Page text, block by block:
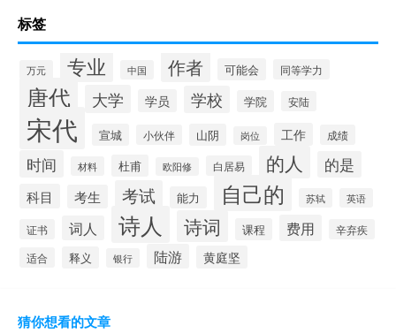
标签
万元 专业 中国 作者 可能会 同等学力
唐代 大学 学员 学校 学院 安陆
宋代 宣城 小伙伴 山阴 岗位 工作 成绩
时间 材料 杜甫 欧阳修 白居易 的人 的是
科目 考生 考试 能力 自己的 苏轼 英语
证书 词人 诗人 诗词 课程 费用
辛弃疾
适合
释义 银行 陆游 黄庭坚
猜你想看的文章